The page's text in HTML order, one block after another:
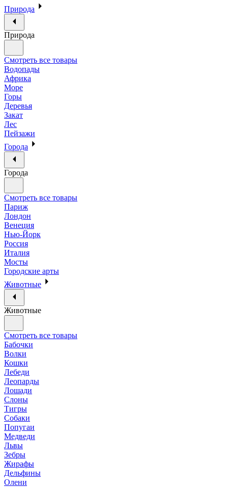
Природа
Природа
Смотреть все товары
Водопады
Африка
Море
Горы
Деревья
Закат
Лес
Пейзажи
Города
Города
Смотреть все товары
Париж
Лондон
Венеция
Нью-Йорк
Россия
Италия
Мосты
Городские арты
Животные
Животные
Смотреть все товары
Бабочки
Волки
Кошки
Лебеди
Леопарды
Лошади
Слоны
Тигры
Собаки
Попугаи
Медведи
Львы
Зебры
Жирафы
Дельфины
Олени